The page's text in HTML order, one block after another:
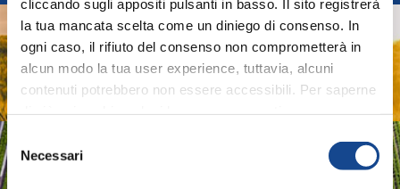
cliccando sugli appositi pulsanti in basso. Il sito registrerà
la tua mancata scelta come un diniego di consenso. In
ogni caso, il rifiuto del consenso non comprometterà in
alcun modo la tua user experience, tuttavia, alcuni
contenuti potrebbero non essere accessibili. Per saperne
invitiamo a consultare la nostra
Selezione
del
consenso
Necessari
AGRIDIGITAL
Digital System and technologies for Agricultural
Machinery and Farming